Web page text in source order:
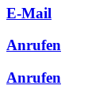
E-Mail
Anrufen
Anrufen